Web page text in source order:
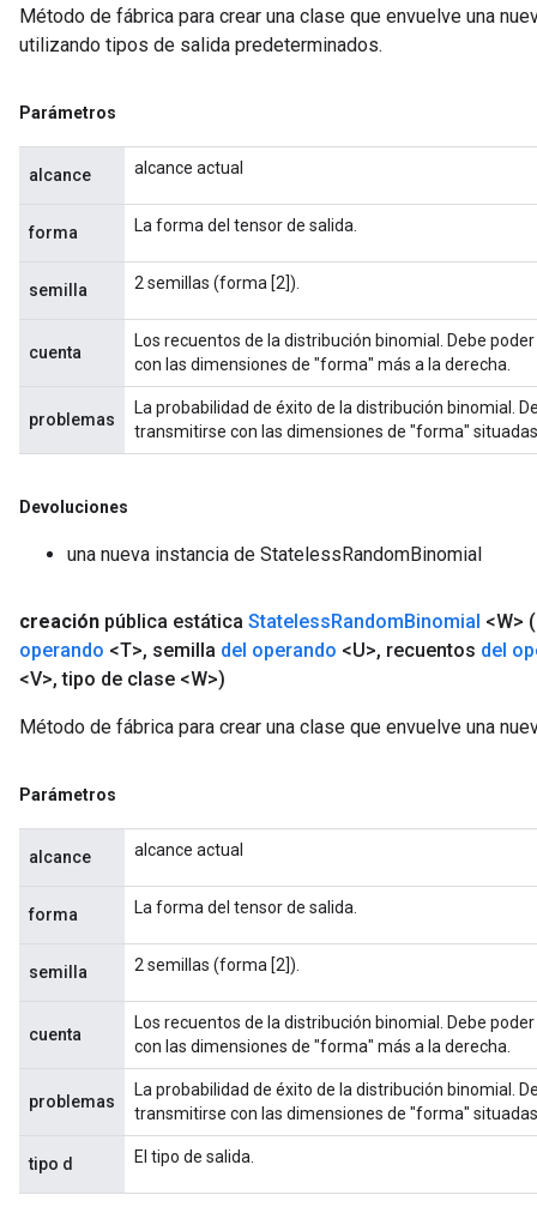
Método de fábrica para crear una clase que envuelve una
utilizando tipos de salida predeterminados.
Parámetros
alcance alcance actual
forma La forma del tensor de salida.
semilla 2 semillas (forma [2]).
cuenta
Los recuentos de la distribución binomial. Debe
con las dimensiones de "forma" más a la derecha.
problemas
La probabilidad de éxito de la distribución binomial.
transmitirse con las dimensiones de "forma"
Devoluciones
una nueva instancia de StatelessRandomBinomial
creación pública estática StatelessRandomBinomial <W>
operando <T>, semilla del operando <U>, recuentos del
<V>, tipo de clase <W>)
Método de fábrica para crear una clase que envuelve una
Parámetros
alcance alcance actual
forma La forma del tensor de salida.
semilla 2 semillas (forma [2]).
cuenta
Los recuentos de la distribución binomial. Debe
con las dimensiones de "forma" más a la derecha.
problemas
La probabilidad de éxito de la distribución binomial.
transmitirse con las dimensiones de "forma"
tipo d El tipo de salida.